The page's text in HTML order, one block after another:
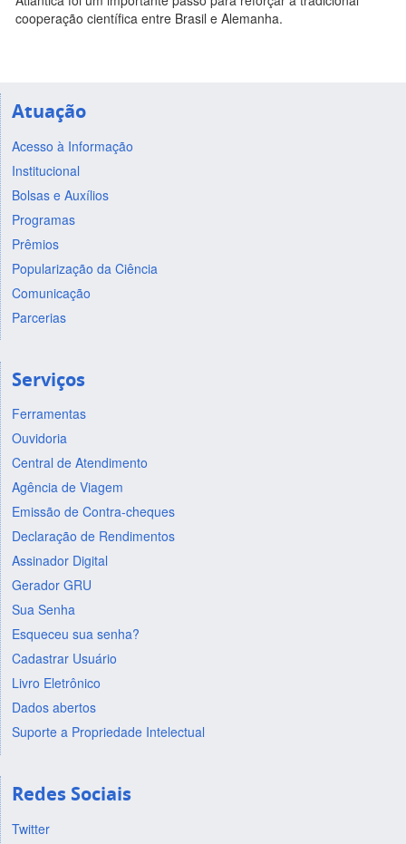
cooperação científica entre Brasil e Alemanha.
Atuação
Acesso à Informação
Institucional
Bolsas e Auxílios
Programas
Prêmios
Popularização da Ciência
Comunicação
Parcerias
Serviços
Ferramentas
Ouvidoria
Central de Atendimento
Agência de Viagem
Emissão de Contra-cheques
Declaração de Rendimentos
Assinador Digital
Gerador GRU
Sua Senha
Esqueceu sua senha?
Cadastrar Usuário
Livro Eletrônico
Dados abertos
Suporte a Propriedade Intelectual
Redes Sociais
Twitter